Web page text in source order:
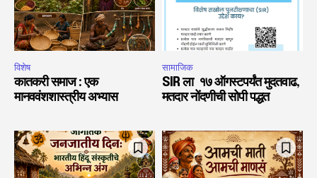
विशेष
कातकरी समाज : एक
मानववंशशास्त्रीय अभ्यास
सामाजिक
SIR ला १७ ऑगस्टपर्यंत मुदतवाढ,
मतदार नोंदणीची सोपी पद्धत